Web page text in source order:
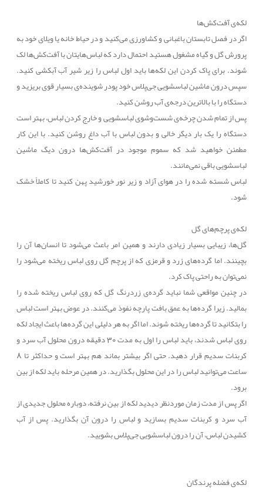
لکه‌ی آفت‌کش‌ها
اگر در فصل تابستان باغبانی و کشاورزی می‌کنید و در حیاط خانه یا ویلای خود به
پرورش گل و گیاه مشغول هستید احتمال دارد که لباس‌هایتان با آفت‌کش‌ها لک
شوند. برای پاک کردن این لکه‌ها باید اول لباس را زیر شیر آب آبکشی کنید.
سپس درون ماشین لباسشویی جی‌پلاس خود پودر شوینده‌ی بسیار قوی بریزید و
دستگاه را با بالاترین درجه‌ی آب روشن کنید.
پس از تمام شدن چرخه‌ی شست‌وشوی لباسشویی و خارج کردن لباس، بهتر است
دستگاه را یک بار دیگر خالی و بدون لباس با آب داغ روشن کنید. با این کار
مطمئن خواهید شد که سموم موجود در آفت‌کش‌ها درون دیگ ماشین
لباسشویی باقی نمی‌مانند.
لباس شسته شده را در هوای آزاد و زیر نور خورشید پهن کنید تا کاملاً خشک
شود.
لکه‌ی پرچم‌های گل
گل‌ها، زیبایی بسیار زیادی دارند و همین امر باعث می‌شود تا انسان‌ها آن را
بچینند. اما گرده‌های زرد و قرمزی که از پرچم گل روی لباس ریخته می‌شود را
نمی‌توان به راحتی پاک کرد.
در چنین مواقعی شما نباید گرده‌ی زردرنگ گل که روی لباس ریخته شده را
بمالید. زیرا گرده‌ها به عمق بافت پارچه نفوذ می‌کنند. در عوض بهتر است لباس
را بتکانید تا گرده‌ها ریخته شوند. اما اگر به هر دلیلی این گرده‌ها باعث ایجاد لکه
روی لباس شدند، باید لباس را اول به مدت 30 دقیقه درون محلول آب سرد و
کربنات سدیم قرار دهید. حتی اگر بیشتر بماند هم بهتر است و حداکثر تا 8
ساعت می‌توانید لباس را در این محلول بگذارید. در همین مرحله باید لکه از بین
برود.
اگر پس از مدت زمان موردنظر دیدید لکه از بین نرفته، دوباره محلول جدیدی از
آب سرد و کربنات سدیم بسازید و لباس را درون آن بگذارید. پس از آب
کشیدن لباس، آن را درون لباسشویی جی‌پلاس بشویید.
لکه‌ی فضله پرندگان